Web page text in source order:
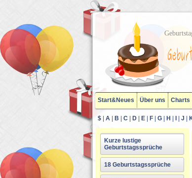
Start&Neues Über uns Charts
$ A B C D E F G H J
Kurze lustige
Geburtstagssprüche
18 Geburtstagssprüche